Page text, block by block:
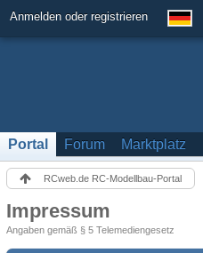
Anmelden oder registrieren
Portal Forum Marktplatz
RCweb.de RC-Modellbau-Portal
Impressum
Angaben gemäß § 5 Telemediengesetz